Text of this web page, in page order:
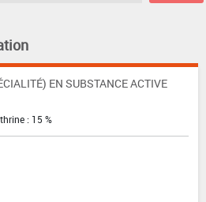
EN SUBSTANCE ACTIVE
: 15 %